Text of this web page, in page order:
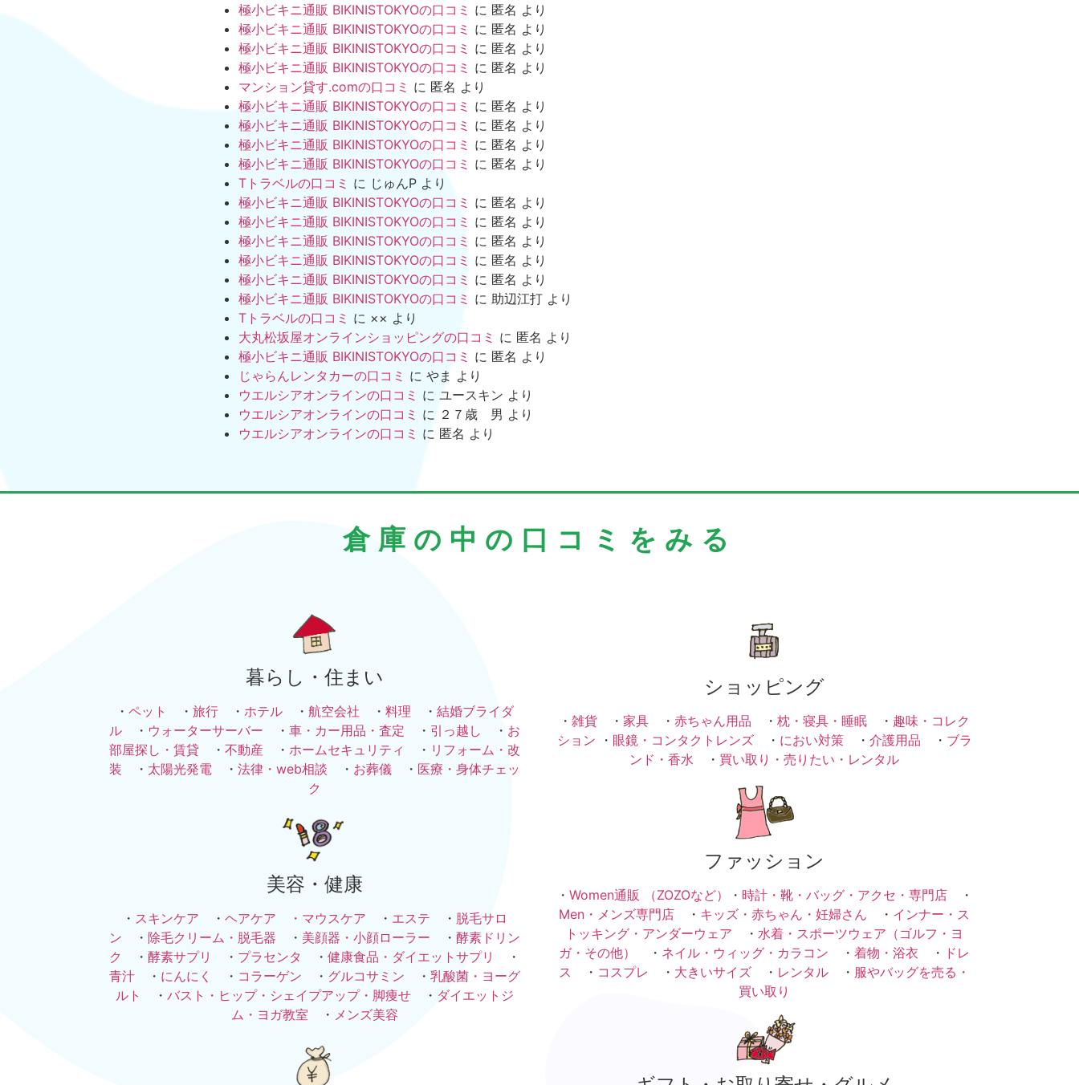
極小ビキニ通販 BIKINISTOKYOの口コミ に 匿名 より
極小ビキニ通販 BIKINISTOKYOの口コミ に 匿名 より
極小ビキニ通販 BIKINISTOKYOの口コミ に 匿名 より
極小ビキニ通販 BIKINISTOKYOの口コミ に 匿名 より
マンション貸す.comの口コミ に 匿名 より
極小ビキニ通販 BIKINISTOKYOの口コミ に 匿名 より
極小ビキニ通販 BIKINISTOKYOの口コミ に 匿名 より
極小ビキニ通販 BIKINISTOKYOの口コミ に 匿名 より
極小ビキニ通販 BIKINISTOKYOの口コミ に 匿名 より
Tトラベルの口コミ に じゅんP より
極小ビキニ通販 BIKINISTOKYOの口コミ に 匿名 より
極小ビキニ通販 BIKINISTOKYOの口コミ に 匿名 より
極小ビキニ通販 BIKINISTOKYOの口コミ に 匿名 より
極小ビキニ通販 BIKINISTOKYOの口コミ に 匿名 より
極小ビキニ通販 BIKINISTOKYOの口コミ に 匿名 より
極小ビキニ通販 BIKINISTOKYOの口コミ に 助辺江打 より
Tトラベルの口コミ に ×× より
大丸松坂屋オンラインショッピングの口コミ に 匿名 より
極小ビキニ通販 BIKINISTOKYOの口コミ に 匿名 より
じゃらんレンタカーの口コミ に やま より
ウエルシアオンラインの口コミ に ユースキン より
ウエルシアオンラインの口コミ に ２７歳 男 より
ウエルシアオンラインの口コミ に 匿名 より
倉庫の中の口コミをみる
暮らし・住まい
・ ペット ・ 旅行 ・ ホテル ・ 航空会社 ・ 料理 ・ 結婚ブライダ
ル ・ ウォーターサーバー ・ 車・カー用品・査定 ・ 引っ越し ・ お
部屋探し・賃貸 ・ 不動産 ・ ホームセキュリティ ・ リフォーム・改
装 ・ 太陽光発電 ・ 法律・web相談 ・ お葬儀 ・ 医療・身体チェッ
ク
美容・健康
・ スキンケア ・ ヘアケア ・ マウスケア ・ エステ ・ 脱毛サロ
ン ・ 除毛クリーム・脱毛器 ・ 美顔器・小顔ローラー ・ 酵素ドリン
ク
・ 酵素サプリ ・ プラセンタ ・ 健康食品・ダイエットサプリ
・
青汁 ・ にんにく ・ コラーゲン ・ グルコサミン ・ 乳酸菌・ヨーグ
ルト
・ バスト・ヒップ・シェイプアップ・脚痩せ ・ ダイエットジ
ム・ヨガ教室 ・ メンズ美容
ショッピング
・ 雑貨 ・ 家具 ・ 赤ちゃん用品 ・ 枕・寝具・睡眠 ・ 趣味・コレク
ション ・ 眼鏡・コンタクトレンズ・ におい対策・ 介護用品 ・ ブラ
ンド・香水 ・ 買い取り・売りたい・レンタル
ファッション
・ Women通販 （ZOZOなど） ・ 時計・靴・バッグ・アクセ・専門店・
Men・メンズ専門店 ・ キッズ・赤ちゃん・妊婦さん ・ インナー・ス
トッキング・アンダーウェア ・ 水着・スポーツウェア（ゴルフ・ヨ
ガ・その他）
・ ネイル・ウィッグ・カラコン ・ 着物・浴衣 ・ ドレ
ス ・ コスプレ ・ 大きいサイズ ・ レンタル ・ 服やバッグを売る・
買い取り